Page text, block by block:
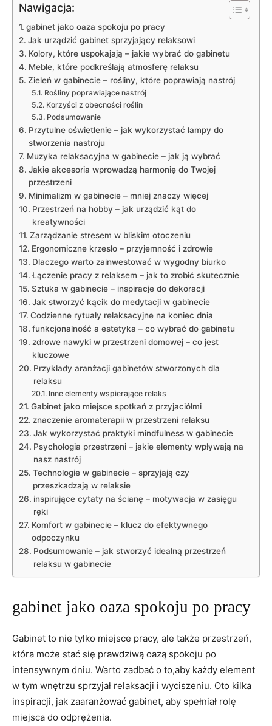
Nawigacja:
gabinet jako oaza spokoju po pracy
Jak urządzić gabinet sprzyjający relaksowi
Kolory, które uspokajają – jakie wybrać do gabinetu
Meble, które podkreślają atmosferę relaksu
Zieleń w gabinecie – rośliny, które poprawiają nastrój
Rośliny poprawiające nastrój
Korzyści z obecności roślin
Podsumowanie
Przytulne oświetlenie – jak wykorzystać lampy do
stworzenia nastroju
Muzyka relaksacyjna w gabinecie – jak ją wybrać
Jakie akcesoria wprowadzą harmonię do Twojej
przestrzeni
Minimalizm w gabinecie – mniej znaczy więcej
Przestrzeń na hobby – jak urządzić kąt do
kreatywności
Zarządzanie stresem w bliskim otoczeniu
Ergonomiczne krzesło – przyjemność i zdrowie
Dlaczego warto zainwestować w wygodny biurko
Łączenie pracy z relaksem – jak to zrobić skutecznie
Sztuka w gabinecie – inspiracje do dekoracji
Jak stworzyć kącik do medytacji w gabinecie
Codzienne rytuały relaksacyjne na koniec dnia
funkcjonalność a estetyka – co wybrać do gabinetu
zdrowe nawyki w przestrzeni domowej – co jest
kluczowe
Przykłady aranżacji gabinetów stworzonych dla
relaksu
Inne elementy wspierające relaks
Gabinet jako miejsce spotkań z przyjaciółmi
znaczenie aromaterapii w przestrzeni relaksu
Jak wykorzystać praktyki mindfulness w gabinecie
Psychologia przestrzeni – jakie elementy wpływają na
nasz nastrój
Technologie w gabinecie – sprzyjają czy
przeszkadzają w relaksie
inspirujące cytaty na ścianę – motywacja w zasięgu
ręki
Komfort w gabinecie – klucz do efektywnego
odpoczynku
Podsumowanie – jak stworzyć idealną przestrzeń
relaksu w gabinecie
gabinet jako oaza spokoju po pracy
Gabinet to nie tylko miejsce pracy, ale także przestrzeń,
która może stać się prawdziwą oazą spokoju po
intensywnym dniu. Warto zadbać o to,aby każdy element
w tym wnętrzu sprzyjał relaksacji i wyciszeniu. Oto kilka
inspiracji, jak zaaranżować gabinet, aby spełniał rolę
miejsca do odprężenia.